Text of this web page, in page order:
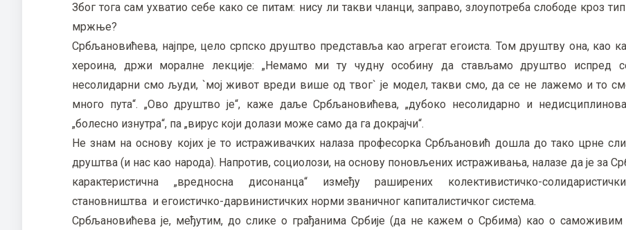
Због тога сам ухватио себе како се питам: нису ли такви чланци, заправо, злоупотреба слободе кроз
мржње?
Србљановићева, најпре, цело српско друштво представља као агрегат егоиста. Том друштву она, као
хероина, држи моралне лекције: „Немамо ми ту чудну особину да стављамо друштво испред
несолидарни смо људи, `мој живот вреди више од твог` је модел, такви смо, да се не лажемо и то
много пута“. „Ово друштво је“, каже даље Србљановићева, „дубоко несолидарно и
„болесно изнутра“, па „вирус који долази може само да га докрајчи“.
Не знам на основу којих је то истраживачких налаза професорка Србљановић дошла до тако црне
друштва (и нас као народа). Напротив, социолози, на основу поновљених истраживања, налазе да је за
карактеристична „вредносна дисонанца“ између раширених колективистичко-
становништва и егоистичко-дарвинистичких норми званичног капиталистичког система.
Србљановићева је, међутим, до слике о грађанима Србије (да не кажем о Србима) као о